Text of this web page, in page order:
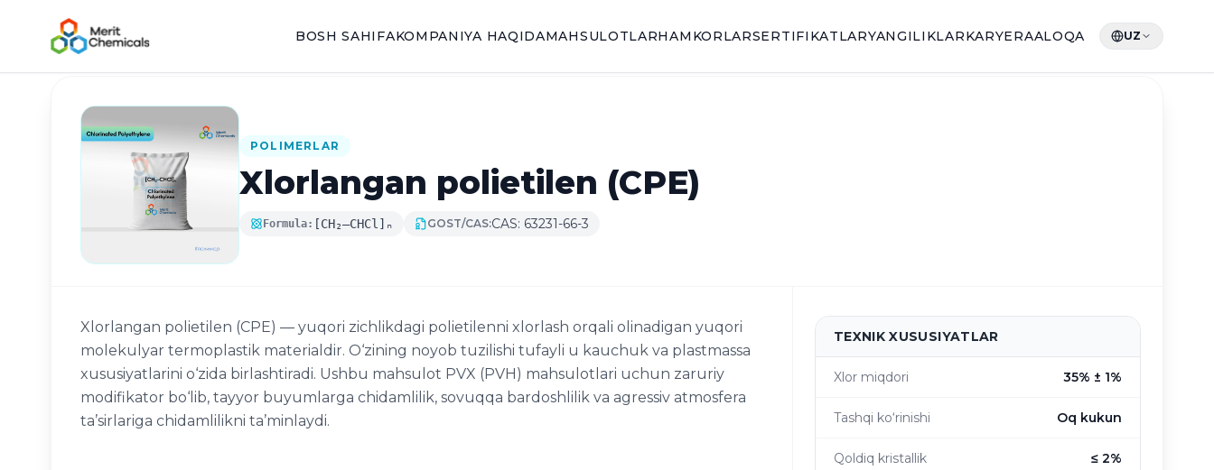
BOSH SAHIFAKOMPANIYA HAQIDAMAHSULOTLARHAMKORLARSERTIFIKATLARYANGILIKLARKARYERAALOQA UZ
Katalogga qaytish
POLIMERLAR
Xlorlangan polietilen (CPE)
Formula: [CH₂–CHCl]ₙ GOST/CAS:CAS: 63231-66-3
Xlorlangan polietilen (CPE) — yuqori zichlikdagi polietilenni xlorlash orqali olinadigan yuqori
molekulyar termoplastik materialdir. O‘zining noyob tuzilishi tufayli u kauchuk va plastmassa
xususiyatlarini o‘zida birlashtiradi. Ushbu mahsulot PVX (PVH) mahsulotlari uchun zaruriy
modifikator bo‘lib, tayyor buyumlarga chidamlilik, sovuqqa bardoshlilik va agressiv atmosfera
ta’sirlariga chidamlilikni ta’minlaydi.
TEXNIK XUSUSIYATLAR
Xlor miqdori 35% ± 1%
Tashqi ko‘rinishi Oq kukun
Qoldiq kristallik ≤ 2%